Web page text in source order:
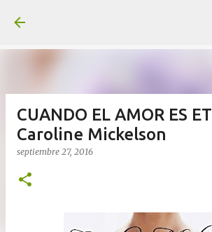
CUANDO EL AMOR ES
Caroline Mickelson
septiembre 27, 2016